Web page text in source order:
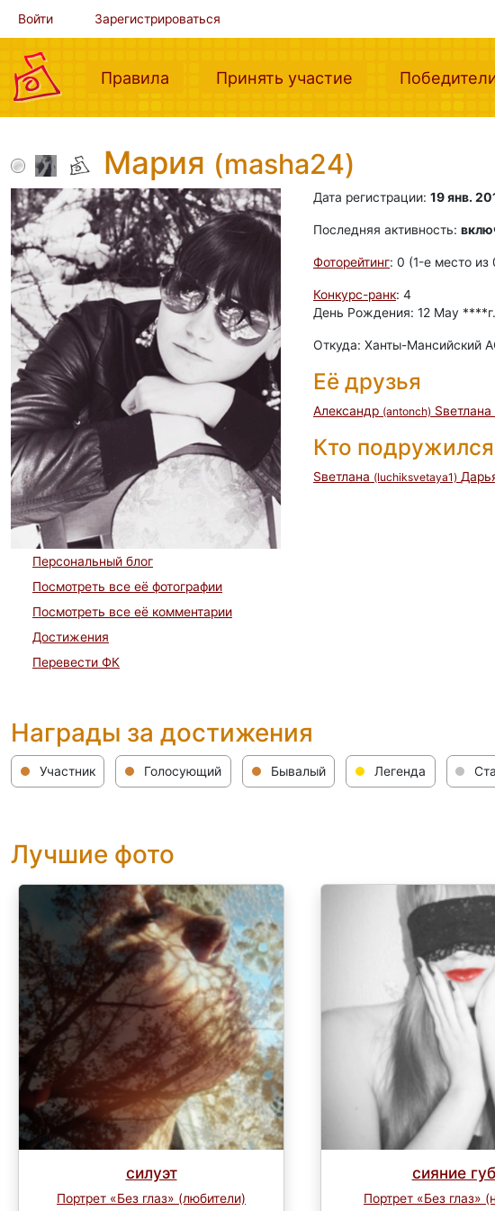
Войти Зарегистрироваться
Правила (current)Принять участие (current)
Мария (masha24)
Персональный блог
Посмотреть все её фотографии
Посмотреть все её комментарии
Достижения
Перевести ФК
Дата регистрации: 19 янв.
Последняя активность:
Фоторейтинг: 0 (1-e место из
Конкурс-ранк: 4
День Рождения: 12 May ****г.
Откуда: Ханты-Мансийский
Её друзья
Александр (antonch) Sветлана
Кто подружился
Sветлана (luchiksvetaya1)
Награды за достижения
Участник Голосующий Бывалый Легенда
Лучшие фото
силуэт
Портрет «Без глаз» (любители)
сияние губ
Портрет «Без глаз»